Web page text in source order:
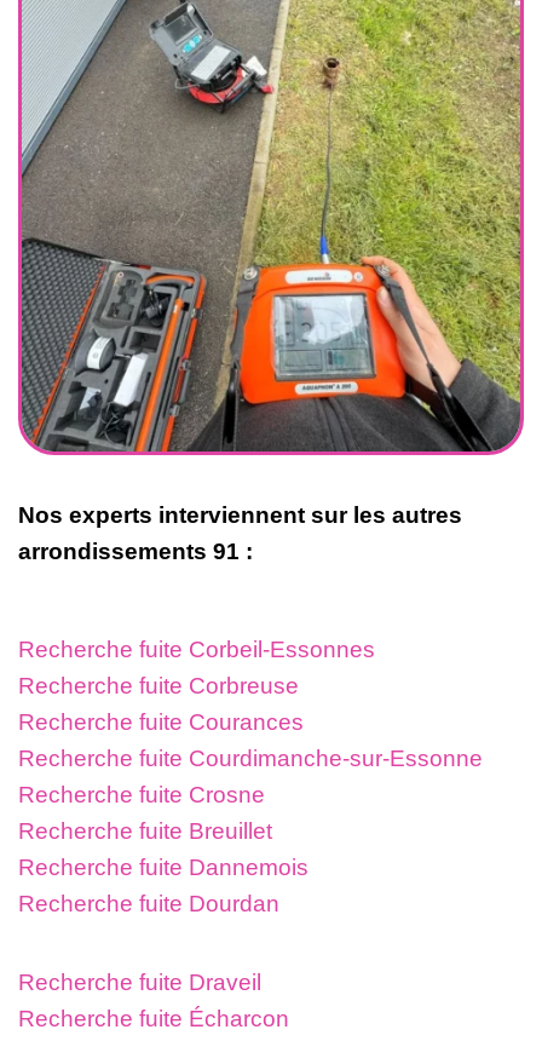
Nos experts interviennent sur les autres
arrondissements 91 :
Recherche fuite Corbeil-Essonnes
Recherche fuite Corbreuse
Recherche fuite Courances
Recherche fuite Courdimanche-sur-Essonne
Recherche fuite Crosne
Recherche fuite Breuillet
Recherche fuite Dannemois
Recherche fuite Dourdan
Recherche fuite Draveil
Recherche fuite Écharcon